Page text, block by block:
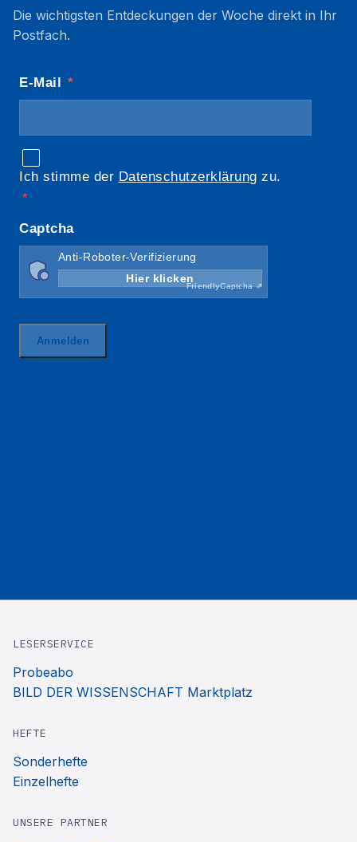
Die wichtigsten Entdeckungen der Woche direkt in Ihr
Postfach.
LESERSERVICE
Probeabo
BILD DER WISSENSCHAFT Marktplatz
HEFTE
Sonderhefte
Einzelhefte
UNSERE PARTNER